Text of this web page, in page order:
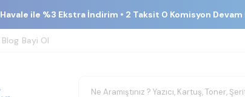
Havale ile %3 Ekstra İndirim • 2 Taksit 0 Komisyon
Blog Bayi Ol